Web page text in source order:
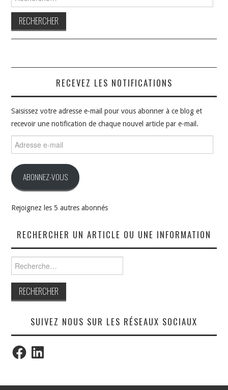
RECEVEZ LES NOTIFICATIONS
Saisissez votre adresse e-mail pour vous abonner à ce blog et
recevoir une notification de chaque nouvel article par e-mail.
e-
ABONNEZ-VOUS
Rejoignez les 5 autres abonnés
RECHERCHER UN ARTICLE OU UNE INFORMATION
SUIVEZ NOUS SUR LES RÉSEAUX SOCIAUX
FacebookLinkedIn